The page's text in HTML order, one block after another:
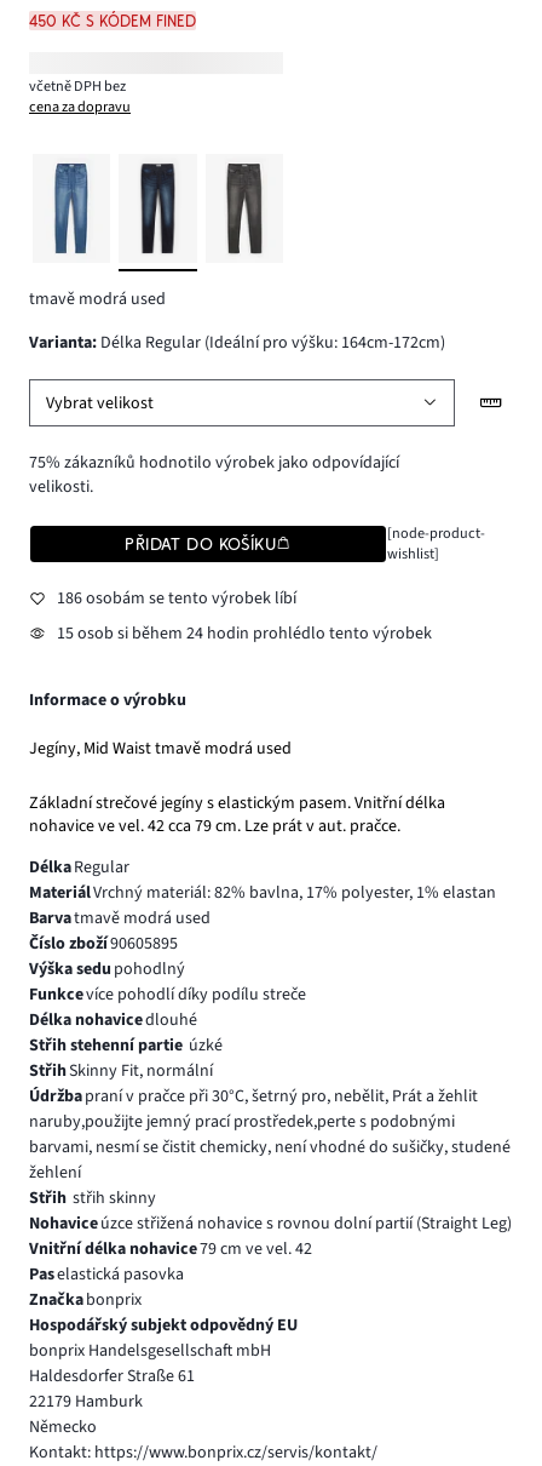
450 Kč s kódem FINED
včetně DPH bez
cena za dopravu
tmavě modrá used
varianta: Délka Regular (Ideální pro výšku: 164cm-172cm)
Vybrat velikost
75% zákazníků hodnotilo výrobek jako odpovídající
velikosti.
PŘIDAT DO KOŠÍKU
[node-product-
wishlist]
186 osobám se tento výrobek líbí
15 osob si během 24 hodin prohlédlo tento výrobek
Informace o výrobku
Jegíny, Mid Waist tmavě modrá used
Základní strečové jegíny s elastickým pasem. Vnitřní délka
nohavice ve vel. 42 cca 79 cm. Lze prát v aut. pračce.
DélkaRegular
MateriálVrchný materiál: 82% bavlna, 17% polyester, 1% elastan
Barvatmavě modrá used
Číslo zboží90605895
Výška sedu pohodlný
Funkcevíce pohodlí díky podílu streče
Délka nohavicedlouhé
Střih stehenní partie úzké
StřihSkinny Fit, normální
Údržbapraní v pračce při 30°C, šetrný pro, nebělit, Prát a žehlit
naruby,použijte jemný prací prostředek,perte s podobnými
barvami, nesmí se čistit chemicky, není vhodné do sušičky, studené
žehlení
Střih střih skinny
Nohaviceúzce střižená nohavice s rovnou dolní partií (Straight Leg)
Vnitřní délka nohavice79 cm ve vel. 42
Paselastická pasovka
Značkabonprix
Hospodářský subjekt odpovědný EU
bonprix Handelsgesellschaft mbH
Haldesdorfer Straße 61
22179 Hamburk
Německo
Kontakt: https://www.bonprix.cz/servis/kontakt/